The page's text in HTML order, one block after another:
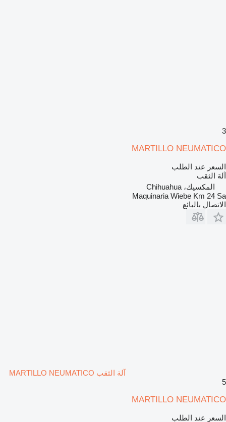
3
MARTILLO NEUMATICO
السعر عند الطلب
آلة الثقب
المكسيك، Chihuahua
Maquinaria Wiebe Km 24 Sa
الاتصال بالبائع
آلة الثقب MARTILLO NEUMATICO
5
MARTILLO NEUMATICO
السعر عند الطلب